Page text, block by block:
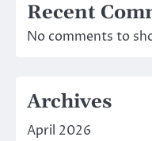
Recent
No comments to
Archives
April 2026